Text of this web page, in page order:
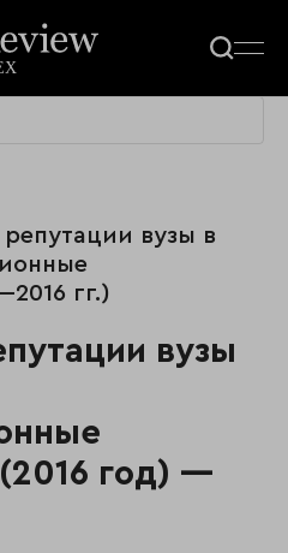
вузы в
гг.)
вузы
год) —